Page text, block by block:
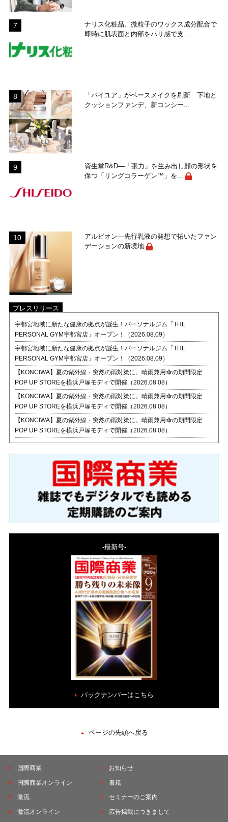
ナリス化粧品、微粒子のワックス成分配合で
即時に肌表面と内部をハリ感で支...
「バイユア」がベースメイクを刷新 下地と
クッションファンデ、新コンシー...
資生堂R&D―「張力」を生み出し顔の形状を
保つ「リングコラーゲン™」を...
アルビオン―先行乳液の発想で拓いたファン
デーションの新境地
プレスリリース
宇都宮地域に新たな健康の拠点が誕生！パーソナルジム「THE
PERSONAL GYM宇都宮店」オープン！（2026.08.09）
宇都宮地域に新たな健康の拠点が誕生！パーソナルジム「THE
PERSONAL GYM宇都宮店」オープン！（2026.08.09）
【KONCIWA】夏の紫外線・突然の雨対策に。晴雨兼用傘の期間限定
POP UP STOREを横浜戸塚モディで開催（2026.08.08）
【KONCIWA】夏の紫外線・突然の雨対策に。晴雨兼用傘の期間限定
POP UP STOREを横浜戸塚モディで開催（2026.08.08）
【KONCIWA】夏の紫外線・突然の雨対策に。晴雨兼用傘の期間限定
POP UP STOREを横浜戸塚モディで開催（2026.08.08）
-最新号-
バックナンバーはこちら
ページの先頭へ戻る
国際商業
国際商業オンライン
激流
激流オンライン
お知らせ
書籍
セミナーのご案内
広告掲載につきまして